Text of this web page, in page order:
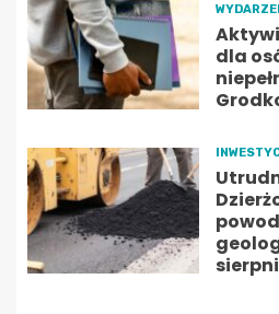
dla